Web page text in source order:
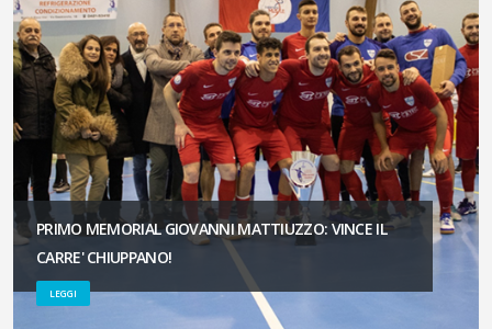
PRIMO MEMORIAL GIOVANNI MATTIUZZO: VINCE IL
CARRE' CHIUPPANO!
LEGGI